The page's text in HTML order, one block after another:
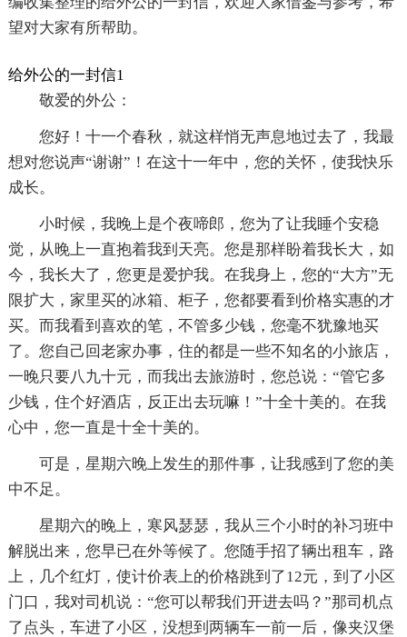
望对大家有所帮助。
给外公的一封信1
敬爱的外公：
您好！十一个春秋，就这样悄无声息地过去了，我最
想对您说声“谢谢”！在这十一年中，您的关怀，使我快乐
成长。
小时候，我晚上是个夜啼郎，您为了让我睡个安稳
觉，从晚上一直抱着我到天亮。您是那样盼着我长大，如
今，我长大了，您更是爱护我。在我身上，您的“大方”无
限扩大，家里买的冰箱、柜子，您都要看到价格实惠的才
买。而我看到喜欢的笔，不管多少钱，您毫不犹豫地买
了。您自己回老家办事，住的都是一些不知名的小旅店，
一晚只要八九十元，而我出去旅游时，您总说：“管它多
少钱，住个好酒店，反正出去玩嘛！”十全十美的。在我
心中，您一直是十全十美的。
可是，星期六晚上发生的那件事，让我感到了您的美
中不足。
星期六的晚上，寒风瑟瑟，我从三个小时的补习班中
解脱出来，您早已在外等候了。您随手招了辆出租车，路
上，几个红灯，使计价表上的价格跳到了12元，到了小区
门口，我对司机说：“您可以帮我们开进去吗？”那司机点
了点头，车进了小区，没想到两辆车一前一后，像夹汉堡